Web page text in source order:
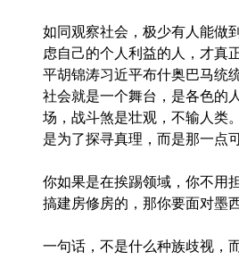
如同观察社会，极少有人能做
虑自己的个人利益的人，才真
平胡锦涛习近平布什奥巴马统
社会就是一个舞台，是各色的
场，战斗煞是壮观，不输人类
是为了探寻真理，而是那一点
你如果是在挨踢领域，你不用
搞建房修房的，那你要面对墨
一句话，不是什么种族歧视，